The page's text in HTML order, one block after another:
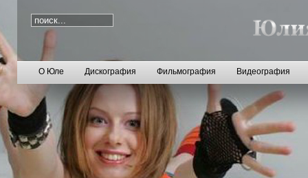
О Юле Дискография Фильмография Видеография